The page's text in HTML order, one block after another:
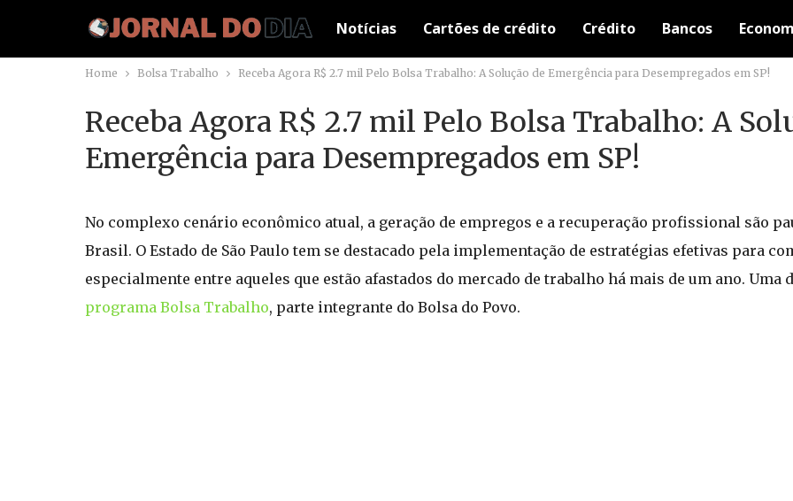
Notícias Cartões de crédito Crédito Bancos
Home Bolsa Trabalho Receba Agora R$ 2.7 mil Pelo Bolsa Trabalho: A Solução de Emergência para Desempregados em SP!
Receba Agora R$ 2.7 mil Pelo Bolsa Trabalho: A
Emergência para Desempregados em SP!
No complexo cenário econômico atual, a geração de empregos e a recuperação profissional são
Brasil. O Estado de São Paulo tem se destacado pela implementação de estratégias efetivas para
especialmente entre aqueles que estão afastados do mercado de trabalho há mais de um ano. Uma
programa Bolsa Trabalho, parte integrante do Bolsa do Povo.